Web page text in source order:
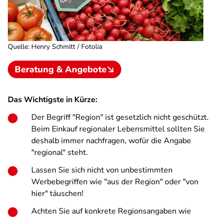
Quelle: Henry Schmitt / Fotolia
Beratung & Angebote
Das Wichtigste in Kürze:
Der Begriff "Region" ist gesetzlich nicht geschützt.
Beim Einkauf regionaler Lebensmittel sollten Sie
deshalb immer nachfragen, wofür die Angabe
"regional" steht.
Lassen Sie sich nicht von unbestimmten
Werbebegriffen wie "aus der Region" oder "von
hier" täuschen!
Achten Sie auf konkrete Regionsangaben wie